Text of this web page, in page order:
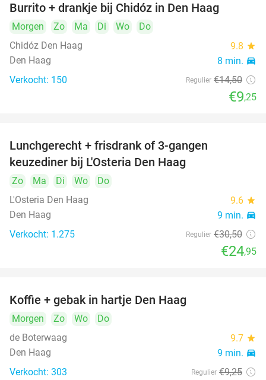
Burrito + drankje bij Chidóz in Den Haag
Morgen Zo Ma Di Wo
Do
Chidóz Den Haag
9.8 star
Den Haag 8 min. directions_car
Verkocht: 150 Regulier €14,50
€9,25
Lunchgerecht + frisdrank of 3-gangen
keuzediner bij L'Osteria Den Haag
Zo Ma Di Wo
Do
L'Osteria Den Haag
9.6 star
Den Haag 9 min. directions_car
Verkocht: 1.275 Regulier €30,50
€24,95
Koffie + gebak in hartje Den Haag
Morgen Zo Wo
Do
de Boterwaag
9.7 star
Den Haag 9 min. directions_car
Verkocht: 303 Regulier €9,25